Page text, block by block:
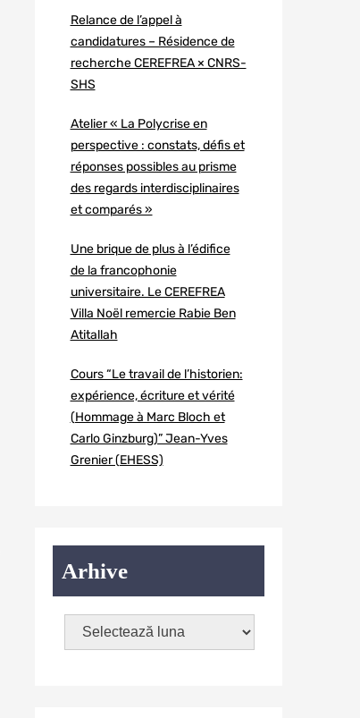
Relance de l’appel à
candidatures – Résidence de
recherche CEREFREA × CNRS-
SHS
Atelier « La Polycrise en
perspective : constats, défis et
réponses possibles au prisme
des regards interdisciplinaires
et comparés »
Une brique de plus à l’édifice
de la francophonie
universitaire. Le CEREFREA
Villa Noël remercie Rabie Ben
Atitallah
Cours “Le travail de l’historien:
expérience, écriture et vérité
(Hommage à Marc Bloch et
Carlo Ginzburg)” Jean-Yves
Grenier (EHESS)
Arhive